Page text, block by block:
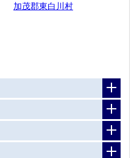
加茂郡東白川村